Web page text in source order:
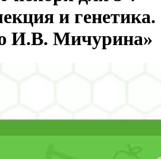
и генетика.
И.В. Мичурина»